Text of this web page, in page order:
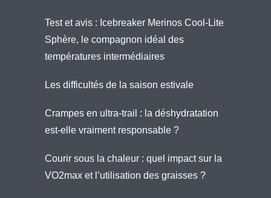
Test et avis : Icebreaker Merinos Cool-Lite
Sphère, le compagnon idéal des
températures intermédiaires
Les difficultés de la saison estivale
Crampes en ultra-trail : la déshydratation
est-elle vraiment responsable ?
Courir sous la chaleur : quel impact sur la
VO2max et l’utilisation des graisses ?